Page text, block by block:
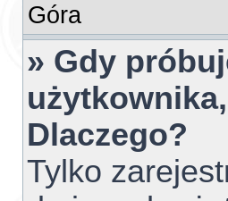
Góra
» Gdy
Dlaczego?
Tylko